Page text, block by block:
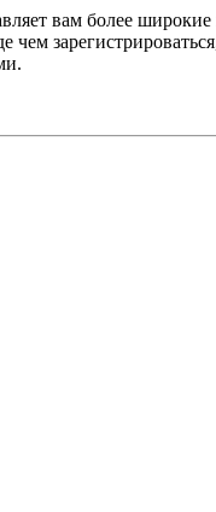
вам более